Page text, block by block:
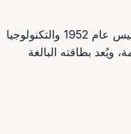
يجمع مصنعنا في Çelemli بين روح التأسيس عام 1952 والتكنولوجيا
ويُعد بطاقته البالغة